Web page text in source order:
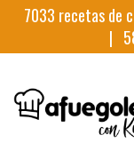
7033 recetas de
|